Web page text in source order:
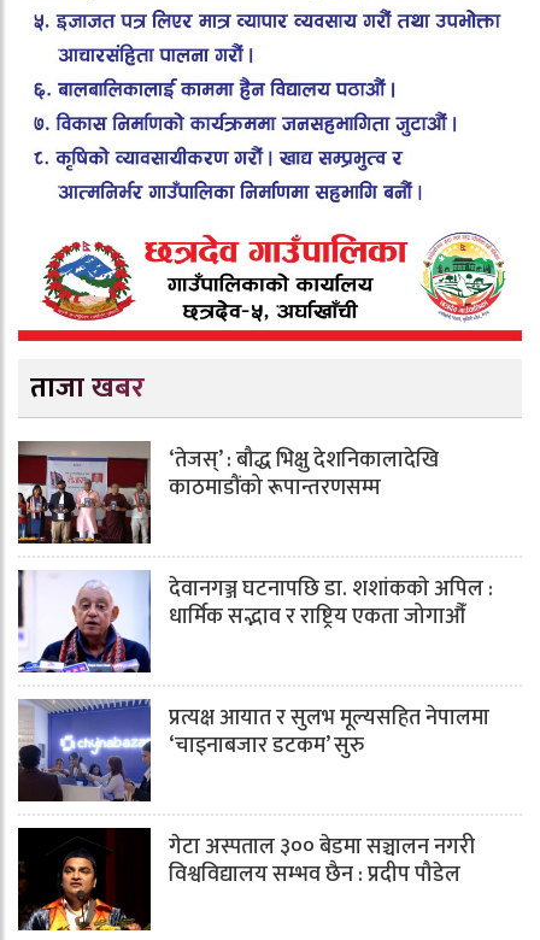
ताजा खबर
‘तेजस्’ : बौद्ध भिक्षु देशनिकालादेखि
काठमाडौंको रूपान्तरणसम्म
देवानगञ्ज घटनापछि डा. शशांककाे अपिल :
धार्मिक सद्भाव र राष्ट्रिय एकता जोगाऔँ
प्रत्यक्ष आयात र सुलभ मूल्यसहित नेपालमा
‘चाइनाबजार डटकम’ सुरु
गेटा अस्पताल ३०० बेडमा सञ्चालन नगरी
विश्वविद्यालय सम्भव छैन : प्रदीप पौडेल